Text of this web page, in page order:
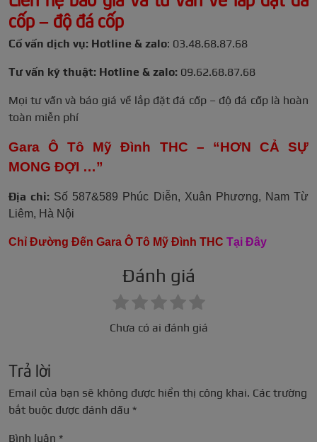
cốp – độ đá cốp
Cố vấn dịch vụ: Hotline & zalo: 03.48.68.87.68
Tư vấn kỹ thuật: Hotline & zalo: 09.62.68.87.68
Mọi tư vấn và báo giá về lắp đặt đá cốp – độ đá cốp là hoàn
toàn miễn phí
Gara Ô Tô Mỹ Đình THC – “HƠN CẢ SỰ
MONG ĐỢI …”
Địa chỉ: Số 587&589 Phúc Diễn, Xuân Phương, Nam Từ
Liêm, Hà Nội
Chỉ Đường Đến Gara Ô Tô Mỹ Đình THC Tại Đây
Đánh giá
Chưa có ai đánh giá
Trả lời
Email của bạn sẽ không được hiển thị công khai. Các trường
bắt buộc được đánh dấu *
Bình luận *